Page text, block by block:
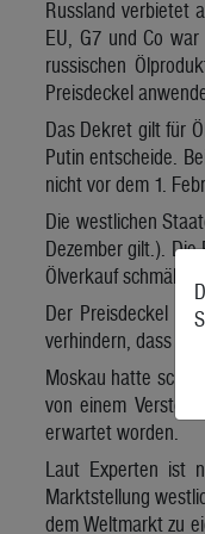
Russland verbietet
EU, G7 und Co
russischen
Preisdeckel
Das Dekret gilt für
Putin entscheide.
nicht vor dem 1.
Die westlichen
Dezember gilt.).
Ölverkauf
Der Preisdeckel
verhindern, dass
Moskau hatte
von einem Verstoß
erwartet worden.
Laut Experten ist
Marktstellung
dem Weltmarkt zu